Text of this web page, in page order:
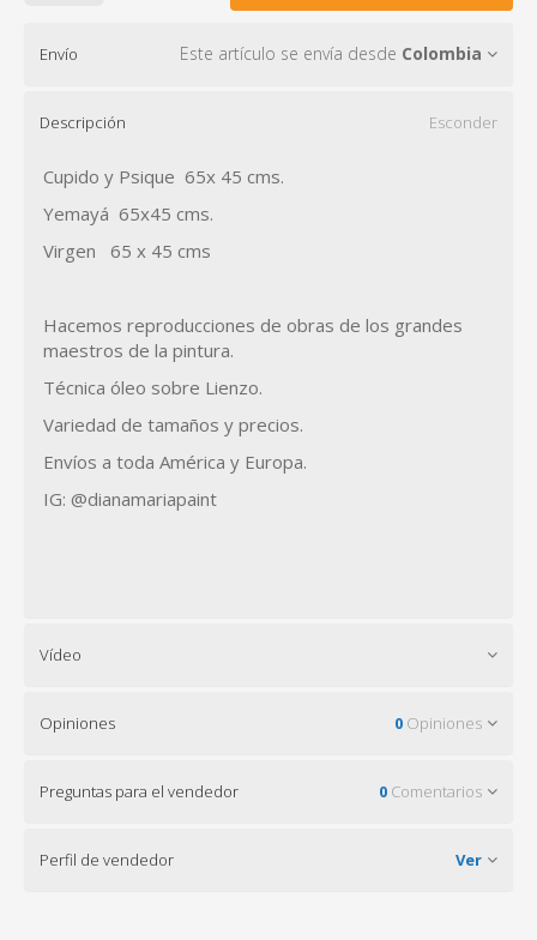
Envío Este artículo se envía desde Colombia
Descripción Esconder
Cupido y Psique 65x 45 cms.
Yemayá 65x45 cms.
Virgen 65 x 45 cms
Hacemos reproducciones de obras de los grandes
maestros de la pintura.
Técnica óleo sobre Lienzo.
Variedad de tamaños y precios.
Envíos a toda América y Europa.
IG: @dianamariapaint
Vídeo
Opiniones 0 Opiniones
Preguntas para el vendedor 0 Comentarios
Perfil de vendedor Ver